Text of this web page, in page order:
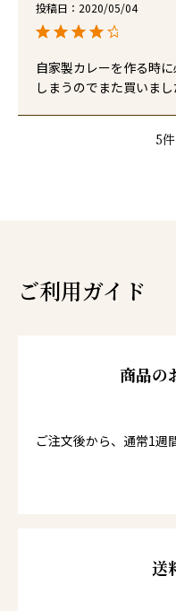
投稿日 2020/05/04
自家製カレーを作る時
しまうのでまた買いまし
5
ご利用ガイド
商品の
ご注文後から、通常1週
送